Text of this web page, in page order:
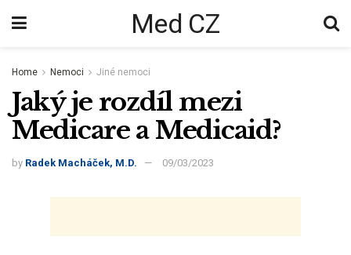
Med CZ
Home Nemoci Jiné nemoci
Jaký je rozdíl mezi
Medicare a Medicaid?
by Radek Macháček, M.D. 09/03/2023